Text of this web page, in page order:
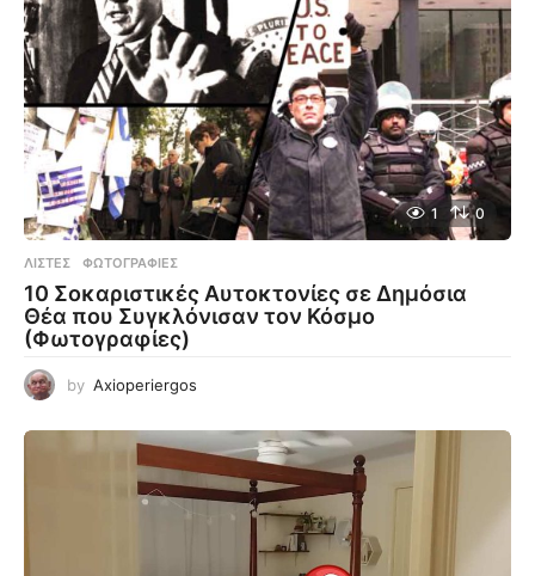
1 0
ΛΊΣΤΕΣ ,ΦΩΤΟΓΡΑΦΊΕΣ
10 Σοκαριστικές Αυτοκτονίες σε Δημόσια
Θέα που Συγκλόνισαν τον Κόσμο
(Φωτογραφίες)
by Axioperiergos